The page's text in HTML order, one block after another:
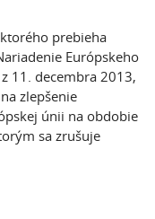
prebieha
Európskeho
11. decembra 2013,
zlepšenie
únii na obdobie
sa zrušuje